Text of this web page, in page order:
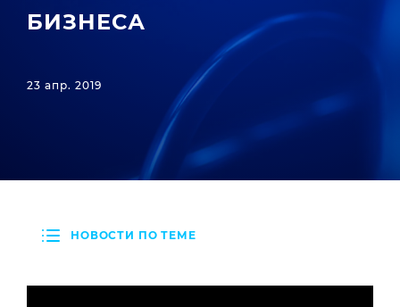
БИЗНЕСА
23 апр. 2019
НОВОСТИ ПО ТЕМЕ